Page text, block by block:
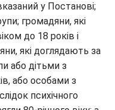
у Постанові;
громадяни, які
до 18 років і
які доглядають за
або дітьми з
або особами з
психічного